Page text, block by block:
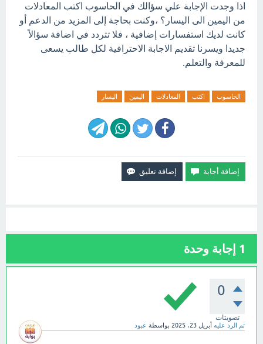
اذا وجدت الإجابة علي سؤالك في الحاسوب اكتب المعادلات
من اليمين الى اليسار؟ ،وكنت بحاجة إلى المزيد من الدعم أو
كانت لديك استفسارات إضافية ، فلا تتردد في اضافة سؤالاً
جديدا ويسرنا تقديم الاجابة الاحترافية لكل طالب يسعى
للمعرفة والتعلم.
الحاسوب اكتب المعادلات اليمين اليسار
1 إجابة وحدة
0
تصويتات
تم الرد عليه أبريل 23، 2025 بواسطة عبود